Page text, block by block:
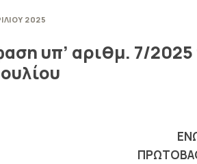
2025
υπ’ αριθμ. 7/